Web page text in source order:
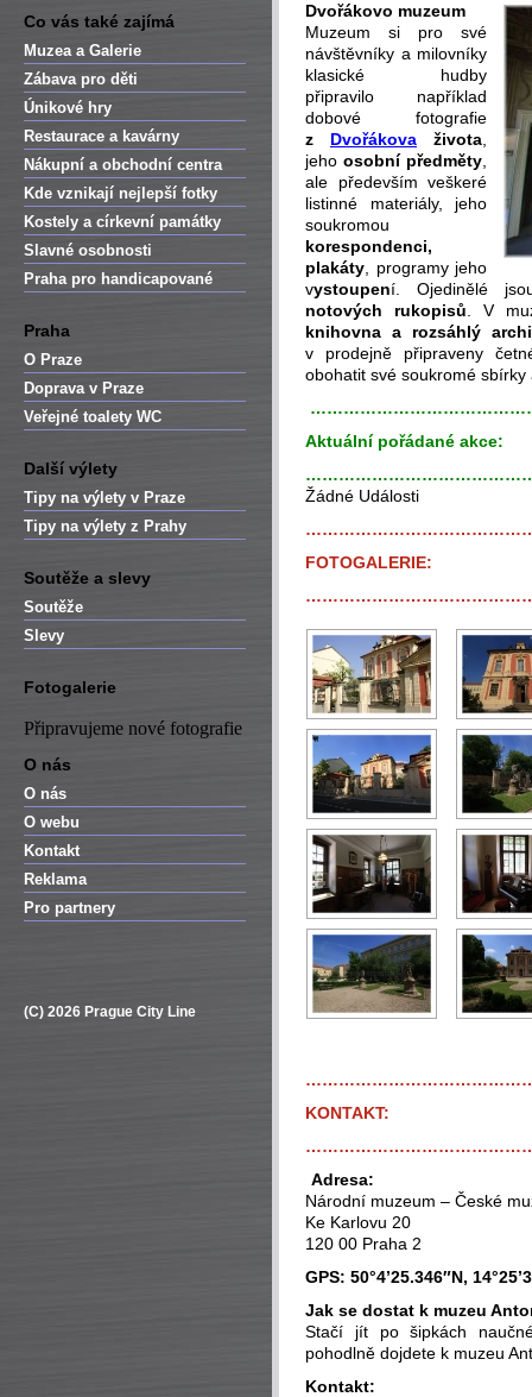
Co vás také zajímá
Muzea a Galerie
Zábava pro děti
Únikové hry
Restaurace a kavárny
Nákupní a obchodní centra
Kde vznikají nejlepší fotky
Kostely a církevní památky
Slavné osobnosti
Praha pro handicapované
Praha
O Praze
Doprava v Praze
Veřejné toalety WC
Další výlety
Tipy na výlety v Praze
Tipy na výlety z Prahy
Soutěže a slevy
Soutěže
Slevy
Fotogalerie
Připravujeme nové fotografie
O nás
O nás
O webu
Kontakt
Reklama
Pro partnery
(C) 2026 Prague City Line
Dvořákovo muzeum
Muzeum si pro své
návštěvníky a milovníky
klasické hudby
připravilo například
dobové fotografie
z Dvořákova života
jeho osobní předměty
ale především veškeré
listinné materiály, jeho
soukromou
korespondenci,
plakáty , programy jeho
vystoupení. Ojedinělé
notových rukopisů . V
knihovna a rozsáhlý
v prodejně připraveny
obohatit své soukromé
Aktuální pořádané akce:
Žádné Události
FOTOGALERIE:
KONTAKT:
Adresa:
Národní muzeum – České
Ke Karlovu 20
120 00 Praha 2
GPS: 50°4’25.346″N,
Jak se dostat k muzeu
Stačí jít po šipkách
pohodlně dojdete k muzeu
Kontakt: